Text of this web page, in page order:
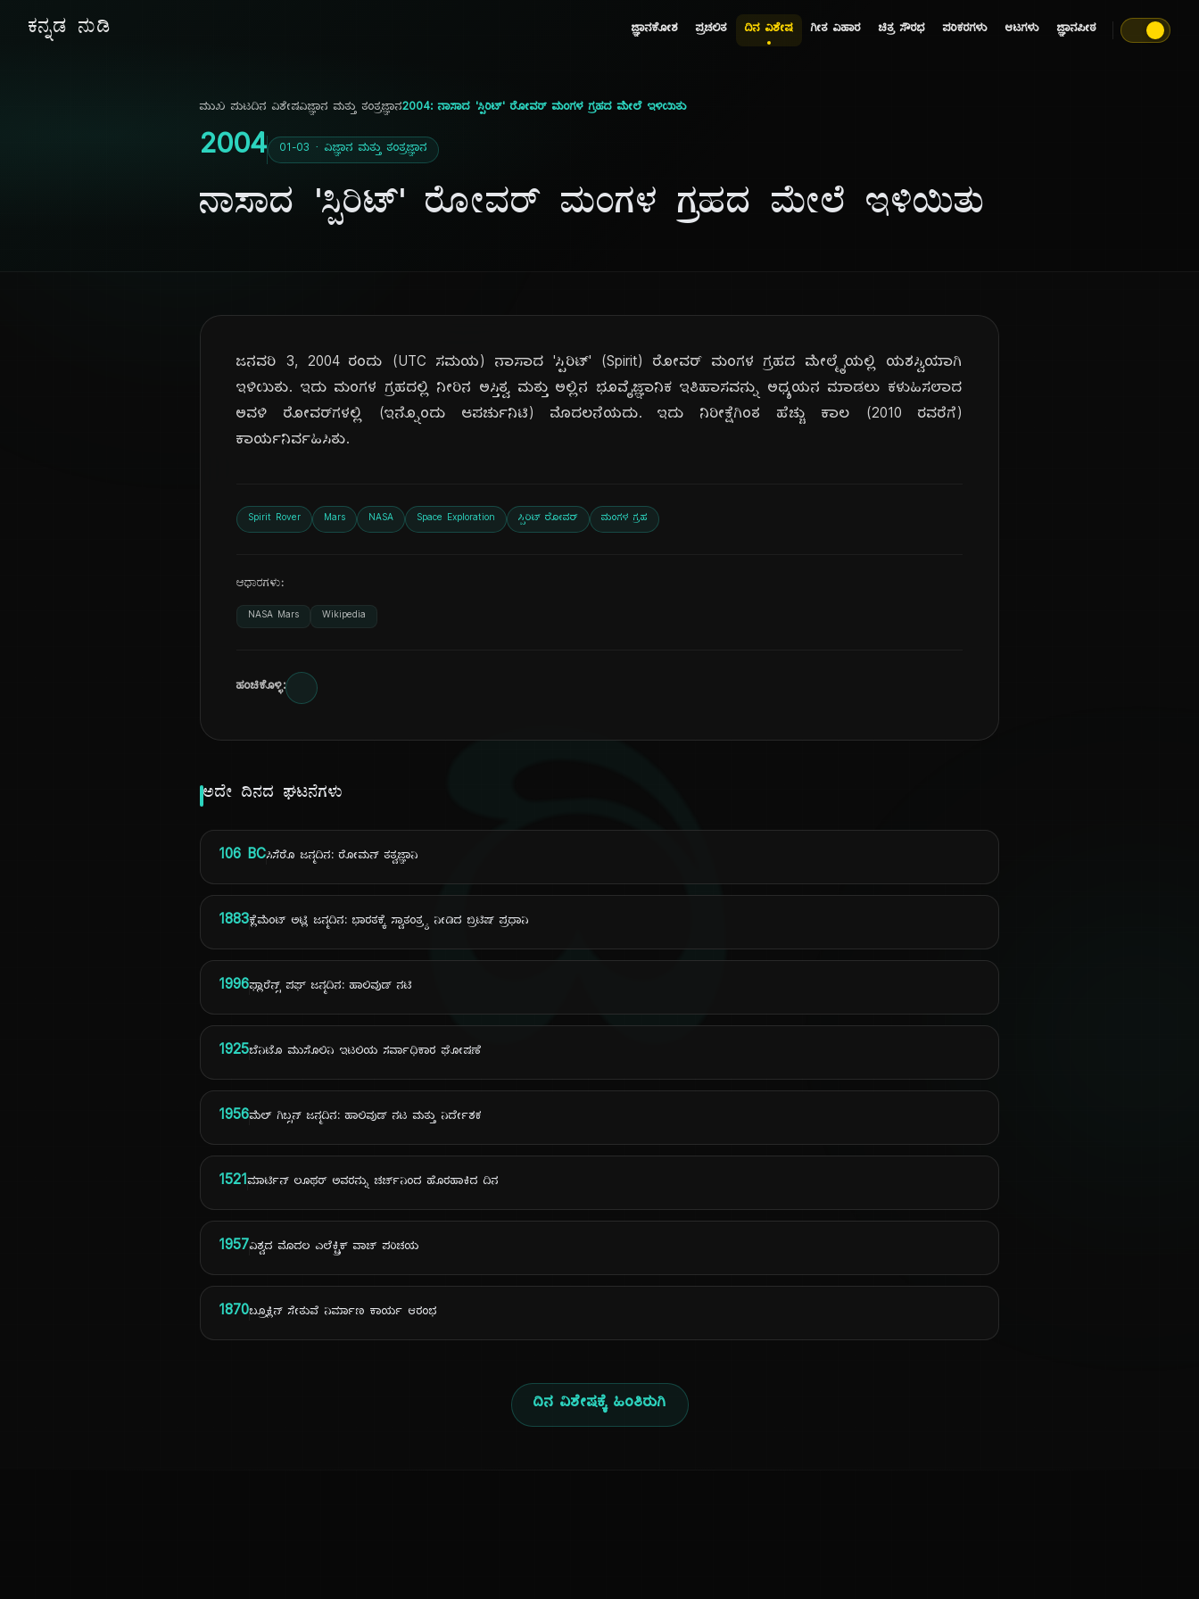
ಕನ್ನಡ ನುಡಿ ಜ್ಞಾನಕೋಶ ಪ್ರಚಲಿತ ದಿನ ವಿಶೇಷ ಗೀತ ವಿಹಾರ ಚಿತ್ರ ಸೌರಭ ಪರಿಕರಗಳು ಆಟಗಳು ಜ್ಞಾನಪೀಠ
ದಿ
ಮುಖ ಪುಟದಿನ ವಿಶೇಷವಿಜ್ಞಾನ ಮತ್ತು ತಂತ್ರಜ್ಞಾನ2004: ನಾಸಾದ 'ಸ್ಪಿರಿಟ್' ರೋವರ್ ಮಂಗಳ ಗ್ರಹದ ಮೇಲೆ ಇಳಿಯಿತು
2004 01-03 · ವಿಜ್ಞಾನ ಮತ್ತು ತಂತ್ರಜ್ಞಾನ
ನಾಸಾದ 'ಸ್ಪಿರಿಟ್' ರೋವರ್ ಮಂಗಳ ಗ್ರಹದ ಮೇಲೆ ಇಳಿಯಿತು
ಜನವರಿ 3, 2004 ರಂದು (UTC ಸಮಯ) ನಾಸಾದ 'ಸ್ಪಿರಿಟ್' (Spirit) ರೋವರ್ ಮಂಗಳ ಗ್ರಹದ ಮೇಲ್ಮೈಯಲ್ಲಿ ಯಶಸ್ವಿಯಾಗಿ
ಇಳಿಯಿತು. ಇದು ಮಂಗಳ ಗ್ರಹದಲ್ಲಿ ನೀರಿನ ಅಸ್ತಿತ್ವ ಮತ್ತು ಅಲ್ಲಿನ ಭೂವೈಜ್ಞಾನಿಕ ಇತಿಹಾಸವನ್ನು ಅಧ್ಯಯನ ಮಾಡಲು ಕಳುಹಿಸಲಾದ
ಅವಳಿ ರೋವರ್‌ಗಳಲ್ಲಿ (ಇನ್ನೊಂದು ಆಪರ್ಚುನಿಟಿ) ಮೊದಲನೆಯದು. ಇದು ನಿರೀಕ್ಷೆಗಿಂತ ಹೆಚ್ಚು ಕಾಲ (2010 ರವರೆಗೆ)
ಕಾರ್ಯನಿರ್ವಹಿಸಿತು.
Spirit Rover Mars NASA Space Exploration ಸ್ಪಿರಿಟ್ ರೋವರ್ ಮಂಗಳ ಗ್ರಹ
ಆಧಾರಗಳು:
NASA Mars Wikipedia
ಹಂಚಿಕೊಳ್ಳಿ:
ಅದೇ ದಿನದ ಘಟನೆಗಳು
106 BCಸಿಸೆರೊ ಜನ್ಮದಿನ: ರೋಮನ್ ತತ್ವಜ್ಞಾನಿ
1883ಕ್ಲೆಮೆಂಟ್ ಅಟ್ಲಿ ಜನ್ಮದಿನ: ಭಾರತಕ್ಕೆ ಸ್ವಾತಂತ್ರ್ಯ ನೀಡಿದ ಬ್ರಿಟಿಷ್ ಪ್ರಧಾನಿ
1996ಫ್ಲಾರೆನ್ಸ್ ಪಘ್ ಜನ್ಮದಿನ: ಹಾಲಿವುಡ್ ನಟಿ
1925ಬೆನಿಟೊ ಮುಸೊಲಿನಿ ಇಟಲಿಯ ಸರ್ವಾಧಿಕಾರ ಘೋಷಣೆ
1956ಮೆಲ್ ಗಿಬ್ಸನ್ ಜನ್ಮದಿನ: ಹಾಲಿವುಡ್ ನಟ ಮತ್ತು ನಿರ್ದೇಶಕ
1521ಮಾರ್ಟಿನ್ ಲೂಥರ್ ಅವರನ್ನು ಚರ್ಚ್‌ನಿಂದ ಹೊರಹಾಕಿದ ದಿನ
1957ವಿಶ್ವದ ಮೊದಲ ಎಲೆಕ್ಟ್ರಿಕ್ ವಾಚ್ ಪರಿಚಯ
1870ಬ್ರೂಕ್ಲಿನ್ ಸೇತುವೆ ನಿರ್ಮಾಣ ಕಾರ್ಯ ಆರಂಭ
ದಿನ ವಿಶೇಷಕ್ಕೆ ಹಿಂತಿರುಗಿ